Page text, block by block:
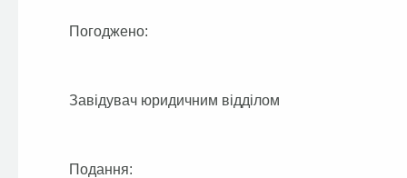
Погоджено:
Завідувач юридичним
Подання: